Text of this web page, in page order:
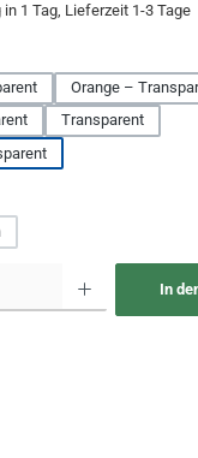
1 Tag, Lieferzeit 1-3 Tage
Orange –
Transparent
Option ist zurzeit nicht
In